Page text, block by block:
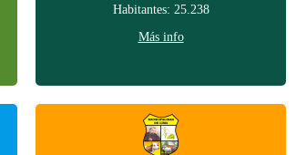
Habitantes: 25.238
Más info